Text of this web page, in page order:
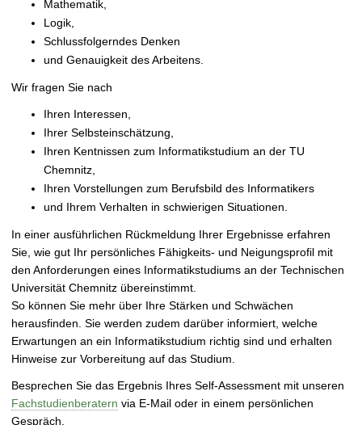
Mathematik,
Logik,
Schlussfolgerndes Denken
und Genauigkeit des Arbeitens.
Wir fragen Sie nach
Ihren Interessen,
Ihrer Selbsteinschätzung,
Ihren Kentnissen zum Informatikstudium an der TU
Chemnitz,
Ihren Vorstellungen zum Berufsbild des Informatikers
und Ihrem Verhalten in schwierigen Situationen.
In einer ausführlichen Rückmeldung Ihrer Ergebnisse erfahren
Sie, wie gut Ihr persönliches Fähigkeits- und Neigungsprofil mit
den Anforderungen eines Informatikstudiums an der Technischen
Universität Chemnitz übereinstimmt.
So können Sie mehr über Ihre Stärken und Schwächen
herausfinden. Sie werden zudem darüber informiert, welche
Erwartungen an ein Informatikstudium richtig sind und erhalten
Hinweise zur Vorbereitung auf das Studium.
Besprechen Sie das Ergebnis Ihres Self-Assessment mit unseren
Fachstudienberatern via E-Mail oder in einem persönlichen
Gespräch.